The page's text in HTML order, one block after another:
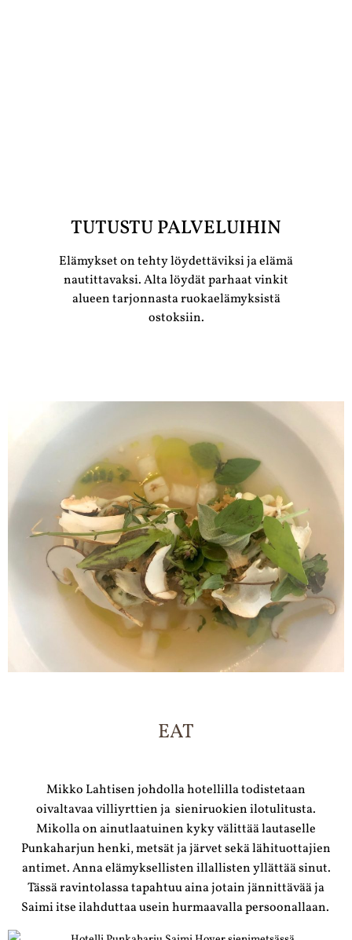
TUTUSTU PALVELUIHIN
Elämykset on tehty löydettäviksi ja elämä
nautittavaksi. Alta löydät parhaat vinkit
alueen tarjonnasta ruokaelämyksistä
ostoksiin.
EAT
Mikko Lahtisen johdolla hotellilla todistetaan
oivaltavaa villiyrttien ja sieniruokien ilotulitusta.
Mikolla on ainutlaatuinen kyky välittää lautaselle
Punkaharjun henki, metsät ja järvet sekä lähituottajien
antimet. Anna elämyksellisten illallisten yllättää sinut.
Tässä ravintolassa tapahtuu aina jotain jännittävää ja
Saimi itse ilahduttaa usein hurmaavalla persoonallaan.